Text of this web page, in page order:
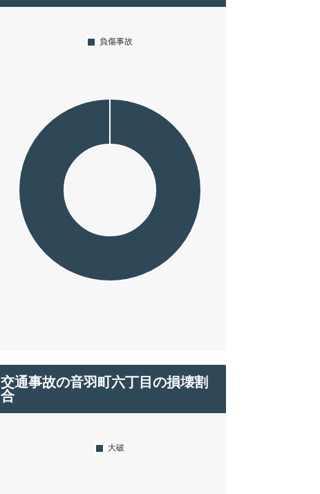
交通事故の音羽町六丁目の損壊割
合